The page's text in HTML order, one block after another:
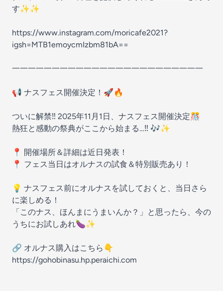
す✨✨
https://www.instagram.com/moricafe2021?
igsh=MTB1emoycmIzbm81bA==
一一一一一一一一一一一一一一一一一一一一一一一一
📢 ナスフェス開催決定！🚀🔥
ついに解禁‼️ 2025年11月1日、ナスフェス開催決定🎊
熱狂と感動の祭典がここから始まる…‼️ 🎶✨
📍 開催場所＆詳細は近日発表！
📍 フェス当日はオルナスの試食＆特別販売あり！
💡 ナスフェス前にオルナスを試しておくと、当日さら
に楽しめる！
「このナス、ほんまにうまいんか？」と思ったら、今の
うちにお試しあれ🍆✨
🔗 オルナス購入はこちら👇
https://gohobinasu.hp.peraichi.com